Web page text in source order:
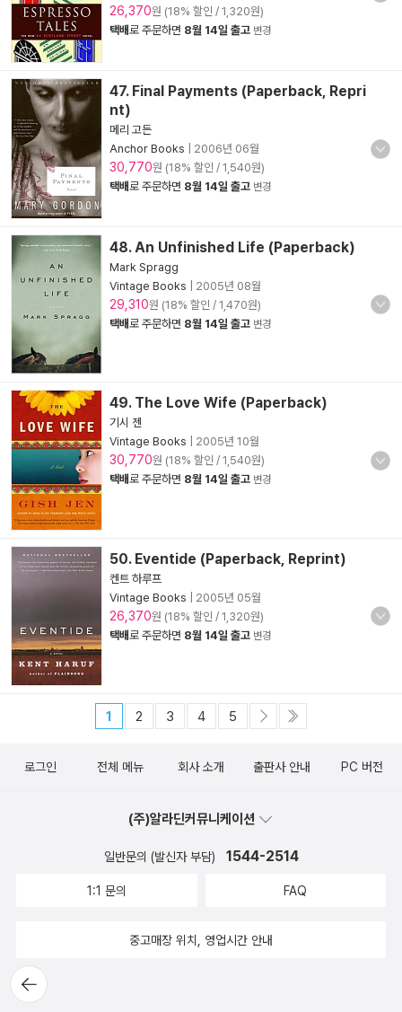
26,370원 (18% 할인 / 1,320원)
택배로 주문하면 8월 14일 출고 변경
47. Final Payments (Paperback, Repri
nt)
메리 고든
Anchor Books
2006년 06월
30,770원 (18% 할인 / 1,540원)
택배로 주문하면 8월 14일 출고 변경
48. An Unfinished Life (Paperback)
Mark Spragg
Vintage Books
2005년 08월
29,310원 (18% 할인 / 1,470원)
택배로 주문하면 8월 14일 출고 변경
49. The Love Wife (Paperback)
기시 젠
Vintage Books
2005년 10월
30,770원 (18% 할인 / 1,540원)
택배로 주문하면 8월 14일 출고 변경
50. Eventide (Paperback, Reprint)
켄트 하루프
Vintage Books
2005년 05월
26,370원 (18% 할인 / 1,320원)
택배로 주문하면 8월 14일 출고 변경
1 2 3 4 5
뒤로가
기
로그인 전체 메뉴 회사 소개 출판사 안내 PC 버전
(주)알라딘커뮤니케이션
일반문의 (발신자 부담) 1544-2514
1:1 문의 FAQ
중고매장 위치, 영업시간 안내